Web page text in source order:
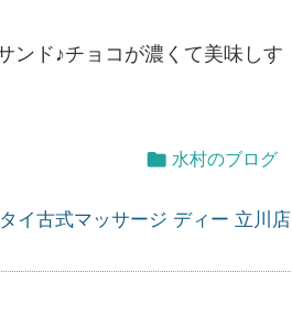
ンド♪チョコが濃くて美味しす
 水村のブログ
タイ古式マッサージ ディー 立川店